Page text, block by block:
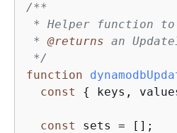
/**
* Helper function to
* @returns an
*/
function
const
{ keys,
const
sets = [];